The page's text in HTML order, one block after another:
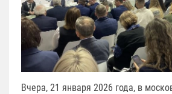
Вчера, 21 января 2026 года, в